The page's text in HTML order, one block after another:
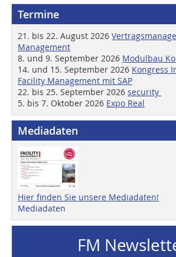
Termine
21. bis 22. August 2026
Management
8. und 9. September 2026 Modulbau
14. und 15. September 2026 Kongress
Facility Management mit SAP
22. bis 25. September 2026 security
5. bis 7. Oktober 2026 Expo Real
Mediadaten
Hier finden Sie unsere Mediadaten!
Mediadaten
FM